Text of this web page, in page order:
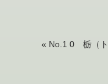
« No.1 0 栃（ト